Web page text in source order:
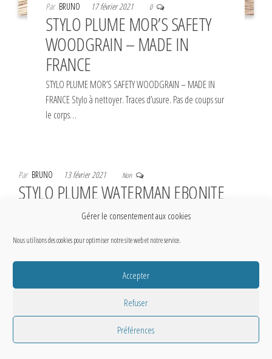
Gérer le consentement aux cookies
Nous utilisons des cookies pour optimiser notre site web et notre service.
Accepter
Refuser
Préférences
Par BRUNO 17 février 2021 0
STYLO PLUME MOR’S SAFETY
WOODGRAIN – MADE IN
FRANCE
STYLO PLUME MOR’S SAFETY WOODGRAIN – MADE IN
FRANCE Stylo à nettoyer. Traces d’usure. Pas de coups sur
le corps…
Par BRUNO 13 février 2021 Non
STYLO PLUME WATERMAN EBONITE
HABILLAGE GODRONS PLAQUE OR N°52
1/2V – MADE IN USA. Années 20’s-30’s